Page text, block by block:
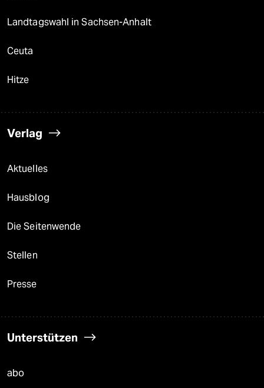
Landtagswahl in Sachsen-Anhalt
Ceuta
Hitze
Verlag
Aktuelles
Hausblog
Die Seitenwende
Stellen
Presse
Unterstützen
abo